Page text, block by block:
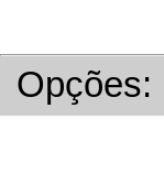
Opções: